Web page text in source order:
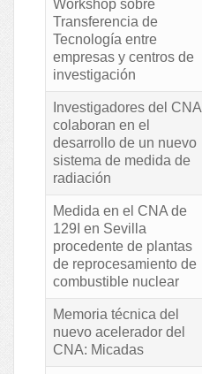
Workshop sobre
Transferencia de
Tecnología entre
empresas y centros de
investigación
Investigadores del CNA
colaboran en el
desarrollo de un nuevo
sistema de medida de
radiación
Medida en el CNA de
129I en Sevilla
procedente de plantas
de reprocesamiento de
combustible nuclear
Memoria técnica del
nuevo acelerador del
CNA: Micadas